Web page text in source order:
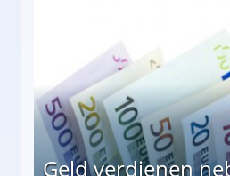
Geld verdienen